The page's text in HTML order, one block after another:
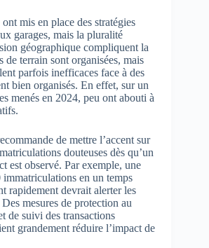
mis en place des stratégies
garages, mais la pluralité
géographique compliquent la
de terrain sont organisées, mais
parfois inefficaces face à des
bien organisés. En effet, sur un
menés en 2024, peu ont abouti à
de mettre l’accent sur
douteuses dès qu’un
est observé. Par exemple, une
immatriculations en un temps
rapidement devrait alerter les
mesures de protection au
de suivi des transactions
grandement réduire l’impact de